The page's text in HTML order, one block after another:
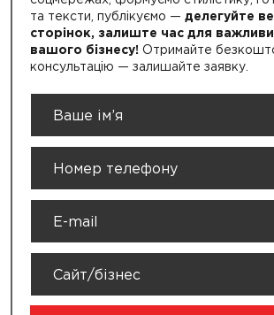
та тексти, публікуємо — делегуйте
сторінок, залиште час для
вашого бізнесу! Отримайте
консультацію — залишайте заявку.